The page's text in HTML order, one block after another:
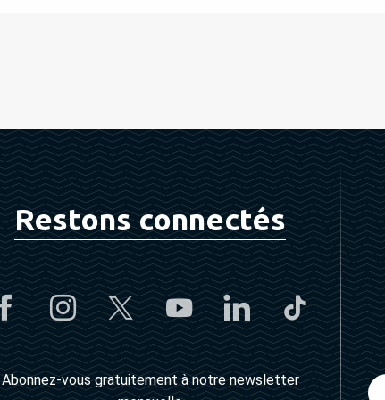
Restons connectés
Abonnez-vous gratuitement à notre newsletter